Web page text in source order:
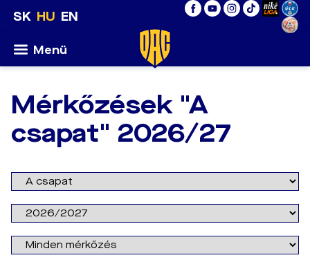
SK HU EN
Menü
Mérkőzések "A
csapat" 2026/27